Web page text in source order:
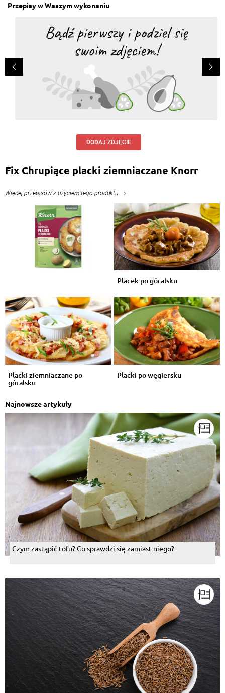
Przepisy w Waszym wykonaniu
DODAJ ZDJĘCIE
Fix Chrupiące placki ziemniaczane Knorr
Więcej przepisów z użyciem tego produktu
Placek po góralsku
Placki ziemniaczane po
góralsku
Placki po węgiersku
Najnowsze artykuły
Czym zastąpić tofu? Co sprawdzi się zamiast niego?